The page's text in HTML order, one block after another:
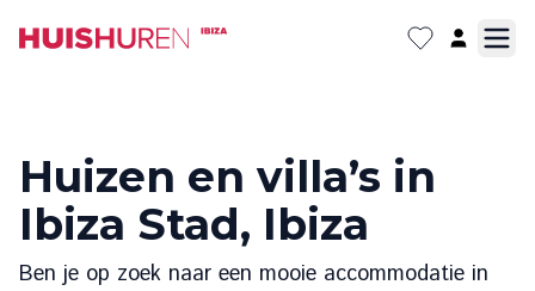
Huizen en villa’s in
Ibiza Stad, Ibiza
Ben je op zoek naar een mooie accommodatie in